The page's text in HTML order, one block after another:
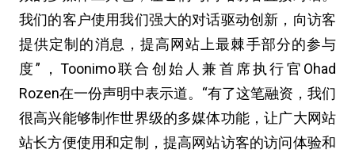
我们的客户使用我们强大的对话驱动创新，向访客
提供定制的消息，提高网站上最棘手部分的参与
度”，Toonimo联合创始人兼首席执行官Ohad
Rozen在一份声明中表示道。“有了这笔融资，我们
很高兴能够制作世界级的多媒体功能，让广大网站
站长方便使用和定制，提高网站访客的访问体验和